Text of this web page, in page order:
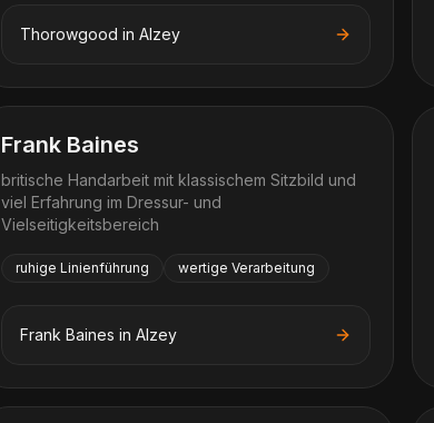
Thorowgood inAlzey
Frank Baines
britische Handarbeit mit klassischem Sitzbild und
viel Erfahrung im Dressur- und
Vielseitigkeitsbereich
ruhige Linienführung wertige Verarbeitung
Frank Baines inAlzey